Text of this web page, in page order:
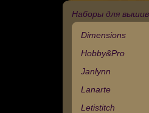
Наборы для
Dimensions
Hobby&Pro
Janlynn
Lanarte
Letistitch